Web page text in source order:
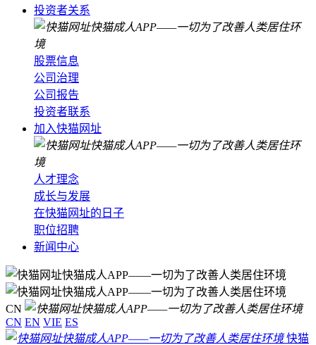
投资者关系
股票信息
公司治理
公司报告
投资者联系
加入快猫网址
人才理念
成长与发展
在快猫网址的日子
职位招聘
新闻中心
CN
CN EN VIE ES
快猫